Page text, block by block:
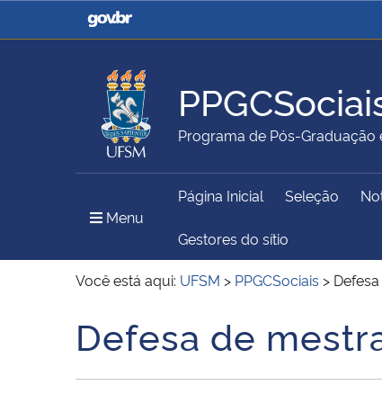
Casa Civil
Ministério da Justiça e
Ministério da Agricultura,
Pecuária e Abastecimento
Ministério da Educação
Ministério do Meio Ambiente Ministério do Turismo
Institucional
Programa de Pós-Graduação
Menu
Página Inicial Seleção
Gestores do sítio
Você está aqui: UFSM > PPGCSociais >
Início do conteúdo
Defesa de